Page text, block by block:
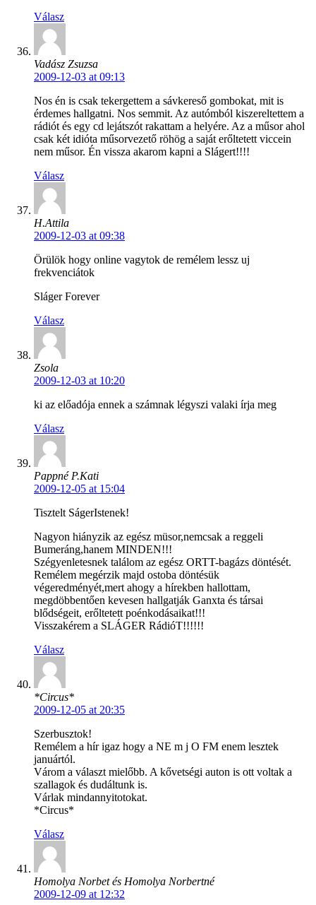
Válasz
Vadász Zsuzsa
2009-12-03 at 09:13
Nos én is csak tekergettem a sávkereső gombokat, mit is
érdemes hallgatni. Nos semmit. Az autómból kiszereltettem a
rádiót és egy cd lejátszót rakattam a helyére. Az a műsor ahol
csak két idióta műsorvezető röhög a saját erőltetett viccein
nem műsor. Én vissza akarom kapni a Slágert!!!!
Válasz
H.Attila
2009-12-03 at 09:38
Örülök hogy online vagytok de remélem lessz uj
frekvenciátok
Sláger Forever
Válasz
Zsola
2009-12-03 at 10:20
ki az előadója ennek a számnak légyszi valaki írja meg
Válasz
Pappné P.Kati
2009-12-05 at 15:04
Tisztelt SágerIstenek!
Nagyon hiányzik az egész müsor,nemcsak a reggeli
Bumeráng,hanem MINDEN!!!
Szégyenletesnek találom az egész ORTT-bagázs döntését.
Remélem megérzik majd ostoba döntésük
végeredményét,mert ahogy a hírekben hallottam,
megdöbbentően kevesen hallgatják Ganxta és társai
blődségeit, erőltetett poénkodásaikat!!!
Visszakérem a SLÁGER RádióT!!!!!!
Válasz
*Circus*
2009-12-05 at 20:35
Szerbusztok!
Remélem a hír igaz hogy a NE m j O FM enem lesztek
januártól.
Várom a választ mielőbb. A kővetségi auton is ott voltak a
szallagok és dudáltunk is.
Várlak mindannyitotokat.
*Circus*
Válasz
Homolya Norbet és Homolya Norbertné
2009-12-09 at 12:32